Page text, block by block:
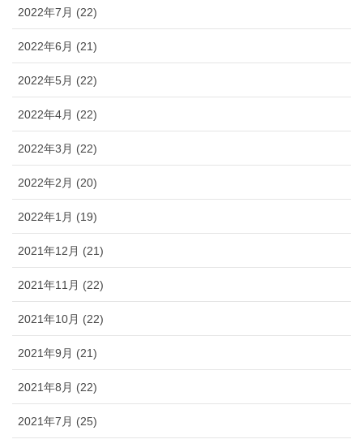
2022年7月 (22)
2022年6月 (21)
2022年5月 (22)
2022年4月 (22)
2022年3月 (22)
2022年2月 (20)
2022年1月 (19)
2021年12月 (21)
2021年11月 (22)
2021年10月 (22)
2021年9月 (21)
2021年8月 (22)
2021年7月 (25)